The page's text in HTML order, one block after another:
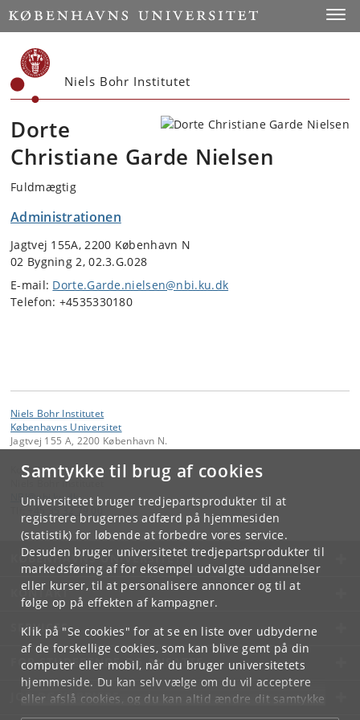
Samtykke til brug af cookies
Universitetet bruger tredjepartsprodukter til at
registrere brugernes adfærd på hjemmesiden
(statistik) for løbende at forbedre vores service.
Desuden bruger universitetet tredjepartsprodukter til
markedsføring af for eksempel udvalgte uddannelser
eller kurser, til at personalisere annoncer og til at
følge op på effekten af kampagner.
Klik på "Se cookies" for at se en liste over udbyderne
af de forskellige cookies, som kan blive gemt på din
computer eller mobil, når du bruger universitetets
hjemmeside. Du kan selv vælge om du vil acceptere
eller afslå cookies, og du kan altid ændre dit samtykke
underCookie- og privatlivspolitiksom du finder i
Start
Niels Bohr Institutet
Dorte
Christiane Garde Nielsen
Fuldmægtig
Administrationen
Jagtvej 155A, 2200 København N
02 Bygning 2, 02.3.G.028
E-mail: Dorte.Garde.nielsen@nbi.ku.dk
Telefon: +4535330180
Niels Bohr Institutet
Københavns Universitet
Jagtvej 155 A, 2200 København N.
Kontakt:
Niels Bohr Institutet
NBI@ nbi ku.dk
KØBENHAVNS UNIVERSITET
KONTAKT
SERVICES
FOR STUDERENDE OG ANSATTE
JOB OG KARRIERE